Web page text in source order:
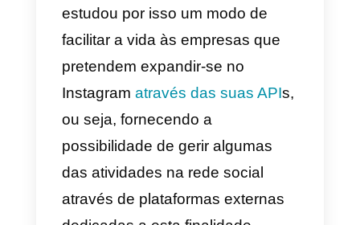
influencers e usuários, ao ritmo
de posts, hashtags e stories,
custos relativamente baixos.
Para perceber como o Instagram
pode ser um ótimo canal na
comercialização de produtos ou
serviços, basta pensar que